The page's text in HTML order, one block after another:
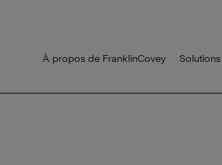
À propos de FranklinCovey Solutions